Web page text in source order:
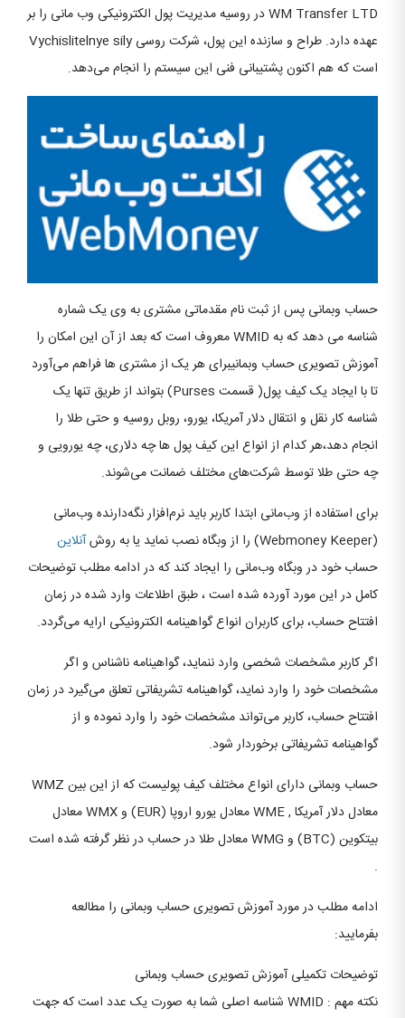
WM Transfer LTD در روسیه مدیریت پول الکترونیکی وب مانی را بر
عهده دارد. طراح و سازنده این پول، شرکت روسی Vychislitelnye sily
است که هم اکنون پشتیبانی فنی این سیستم را انجام می‌دهد.
حساب وبمانی پس از ثبت نام مقدماتی مشتری به وی یک شماره
شناسه می دهد که به WMID معروف است که بعد از آن این امکان را
آموزش تصویری حساب وبمانیبرای هر یک از مشتری ها فراهم می‌آورد
تا با ایجاد یک کیف پول( قسمت Purses) بتواند از طریق تنها یک
شناسه کار نقل و انتقال دلار آمریکا، یورو، روبل روسیه و حتی طلا را
انجام دهد،هر کدام از انواع این کیف پول ها چه دلاری، چه یورویی و
چه حتی طلا توسط شرکت‌های مختلف ضمانت می‌شوند.
برای استفاده از وب‌مانی ابتدا کاربر باید نرم‌افزار نگه‌دارنده وب‌مانی
(Webmoney Keeper) را از وبگاه نصب نماید یا به روش
آنلاین
حساب خود در وبگاه وب‌مانی را ایجاد کند که در ادامه مطلب توضیحات
کامل در این مورد آورده شده است ، طبق اطلاعات وارد شده در زمان
افتتاح حساب، برای کاربران انواع گواهینامه الکترونیکی ارایه می‌گردد.
اگر کاربر مشخصات شخصی وارد ننماید، گواهینامه ناشناس و اگر
مشخصات خود را وارد نماید، گواهینامه تشریفاتی تعلق می‌گیرد در زمان
افتتاح حساب، کاربر می‌تواند مشخصات خود را وارد نموده و از
گواهینامه تشریفاتی برخوردار شود.
حساب وبمانی دارای انواع مختلف کیف پولیست که از این بین WMZ
معادل دلار آمریکا , WME معادل یورو اروپا (EUR) و WMX معادل
بیتکوین (BTC) و WMG معادل طلا در حساب در نظر گرفته شده است
.
ادامه مطلب در مورد آموزش تصویری حساب وبمانی را مطالعه
بفرمایید:
توضیحات تکمیلی آموزش تصویری حساب وبمانی
نکته مهم : WMID شناسه اصلی شما به صورت یک عدد است که جهت